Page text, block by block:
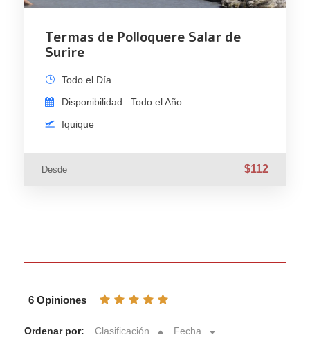
Termas de Polloquere Salar de
Surire
Todo el Día
Disponibilidad : Todo el Año
Iquique
Desde $112
6 Opiniones
Ordenar por: Clasificación Fecha